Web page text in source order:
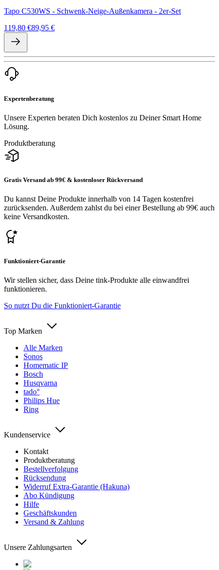
Tapo C530WS - Schwenk-Neige-Außenkamera - 2er-Set
119,80 €89,95 €
Expertenberatung
Unsere Experten beraten Dich kostenlos zu Deiner Smart Home
Lösung.
Produktberatung
Gratis Versand ab 99€ & kostenloser Rückversand
Du kannst Deine Produkte innerhalb von 14 Tagen kostenfrei
zurücksenden. Außerdem zahlst du bei einer Bestellung ab 99€ auch
keine Versandkosten.
Funktioniert-Garantie
Wir stellen sicher, dass Deine tink-Produkte alle einwandfrei
funktionieren.
So nutzt Du die Funktioniert-Garantie
Top Marken
Alle Marken
Sonos
Homematic IP
Bosch
Husqvarna
tado°
Philips Hue
Ring
Kundenservice
Kontakt
Produktberatung
Bestellverfolgung
Rücksendung
Widerruf Extra-Garantie (Hakuna)
Abo Kündigung
Hilfe
Geschäftskunden
Versand & Zahlung
Unsere Zahlungsarten